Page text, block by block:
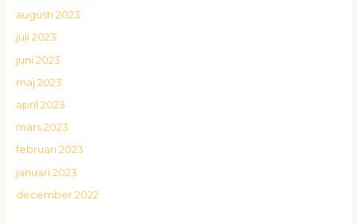
augusti 2023
juli 2023
juni 2023
maj 2023
april 2023
mars 2023
februari 2023
januari 2023
december 2022